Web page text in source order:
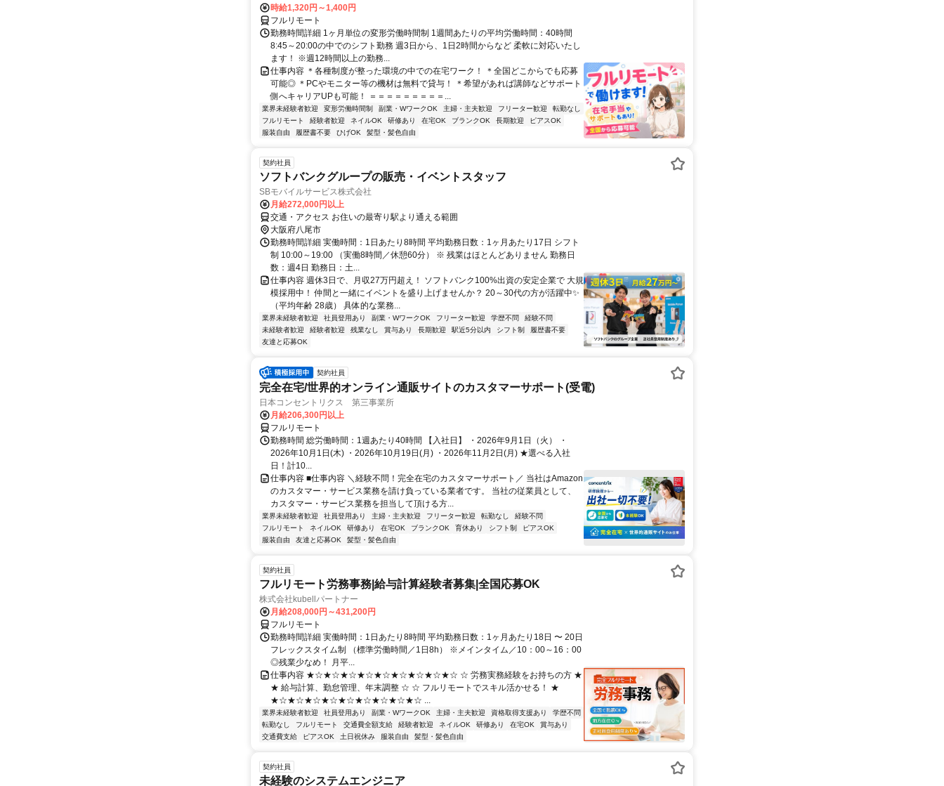
時給1,320円～1,400円
フルリモート
勤務時間詳細 1ヶ月単位の変形労働時間制 1週間あたりの平均労働時間：40時間
8:45～20:00の中でのシフト勤務 週3日から、1日2時間からなど 柔軟に対応いたし
ます！ ※週12時間以上の勤務...
仕事内容 ＊各種制度が整った環境の中での在宅ワーク！ ＊全国どこからでも応募
可能◎ ＊PCやモニター等の機材は無料で貸与！ ＊希望があれば講師などサポート
側へキャリアUPも可能！ ＝＝＝＝＝＝＝＝＝...
業界未経験者歓迎 変形労働時間制 副業・WワークOK 主婦・主夫歓迎 フリーター歓迎
転勤なし
フルリモート
経験者歓迎 ネイルOK 研修あり 在宅OK ブランクOK 長期歓迎
ピアスOK
服装自由
履歴書不要 ひげOK 髪型・髪色自由
契約社員
ソフトバンクグループの販売・イベントスタッフ
SBモバイルサービス株式会社
月給272,000円以上
交通・アクセス お住いの最寄り駅より通える範囲
大阪府八尾市
勤務時間詳細 実働時間：1日あたり8時間 平均勤務日数：1ヶ月あたり17日 シフト
制 10:00～19:00 （実働8時間／休憩60分） ※ 残業はほとんどありません 勤務日
数：週4日 勤務日：土...
仕事内容 週休3日で、月収27万円超え！ ソフトバンク100%出資の安定企業で 大規
模採用中！ 仲間と一緒にイベントを盛り上げませんか？ 20～30代の方が活躍中✨
（平均年齢 28歳） 具体的な業務...
業界未経験者歓迎 社員登用あり 副業・WワークOK フリーター歓迎 学歴不問
経験不問
未経験者歓迎
経験者歓迎 残業なし 賞与あり 長期歓迎 駅近5分以内 シフト制
履歴書不要
友達と応募OK
契約社員
完全在宅/世界的オンライン通販サイトのカスタマーサポート(受電)
日本コンセントリクス 第三事業所
月給206,300円以上
フルリモート
勤務時間 総労働時間：1週あたり40時間 【入社日】 ・2026年9月1日（火） ・
2026年10月1日(木) ・2026年10月19日(月) ・2026年11月2日(月) ★選べる入社
日！計10...
仕事内容 ■仕事内容 ＼経験不問！完全在宅のカスタマーサポート／ 当社はAmazon
のカスタマー・サービス業務を請け負っている業者です。 当社の従業員として、
カスタマー・サービス業務を担当して頂ける方...
業界未経験者歓迎 社員登用あり 主婦・主夫歓迎 フリーター歓迎 転勤なし
経験不問
フルリモート
ネイルOK 研修あり 在宅OK ブランクOK 育休あり シフト制
ピアスOK
服装自由
友達と応募OK 髪型・髪色自由
契約社員
フルリモート労務事務|給与計算経験者募集|全国応募OK
株式会社kubellパートナー
月給208,000円～431,200円
フルリモート
勤務時間詳細 実働時間：1日あたり8時間 平均勤務日数：1ヶ月あたり18日 〜 20日
フレックスタイム制 （標準労働時間／1日8h） ※メインタイム／10：00～16：00
◎残業少なめ！ 月平...
仕事内容 ★☆★☆★☆★☆★☆★☆★☆★☆★☆ ☆ 労務実務経験をお持ちの方 ★
★ 給与計算、勤怠管理、年末調整 ☆ ☆ フルリモートでスキル活かせる！ ★
★☆★☆★☆★☆★☆★☆★☆★☆★☆ ...
業界未経験者歓迎 社員登用あり 副業・WワークOK 主婦・主夫歓迎 資格取得支援あり
学歴不問
転勤なし
フルリモート 交通費全額支給 経験者歓迎 ネイルOK 研修あり 在宅OK
賞与あり
交通費支給
ピアスOK 土日祝休み 服装自由 髪型・髪色自由
契約社員
未経験のシステムエンジニア